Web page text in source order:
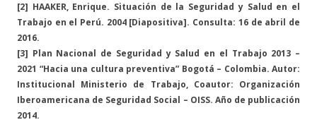
[2] HAAKER, Enrique. Situación de la Seguridad y Salud en el
Trabajo en el Perú. 2004 [Diapositiva]. Consulta: 16 de abril de
2016.
[3] Plan Nacional de Seguridad y Salud en el Trabajo 2013 –
2021 “Hacia una cultura preventiva” Bogotá – Colombia. Autor:
Institucional Ministerio de Trabajo, Coautor: Organización
Iberoamericana de Seguridad Social – OISS. Año de publicación
2014.